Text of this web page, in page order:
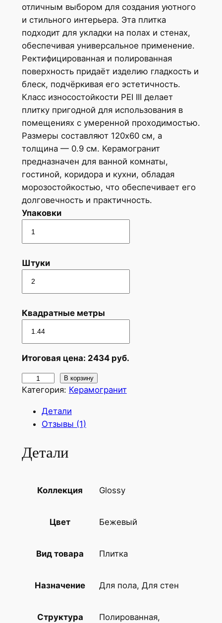
отличным выбором для создания уютного
и стильного интерьера. Эта плитка
подходит для укладки на полах и стенах,
обеспечивая универсальное применение.
Ректифицированная и полированная
поверхность придаёт изделию гладкость и
блеск, подчёркивая его эстетичность.
Класс износостойкости PEI III делает
плитку пригодной для использования в
помещениях с умеренной проходимостью.
Размеры составляют 120х60 см, а
толщина — 0.9 см. Керамогранит
предназначен для ванной комнаты,
гостиной, коридора и кухни, обладая
морозостойкостью, что обеспечивает его
долговечность и практичность.
Упаковки
Штуки
Квадратные метры
Итоговая цена: 2434 руб.
о
с
В корзину
Категория: Керамогранит
Детали
Отзывы (1)
Детали
Коллекция Glossy
Цвет Бежевый
Вид товара Плитка
Назначение Для пола, Для стен
Структура
Полированная,